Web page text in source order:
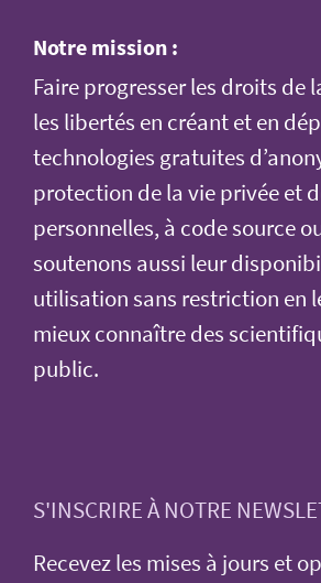
Notre mission :
Faire progresser les droits de
les libertés en créant et en
technologies gratuites
protection de la vie privée et
personnelles, à code source
soutenons aussi leur
utilisation sans restriction en
mieux connaître des
public.
S'INSCRIRE À NOTRE
Recevez les mises à jours et